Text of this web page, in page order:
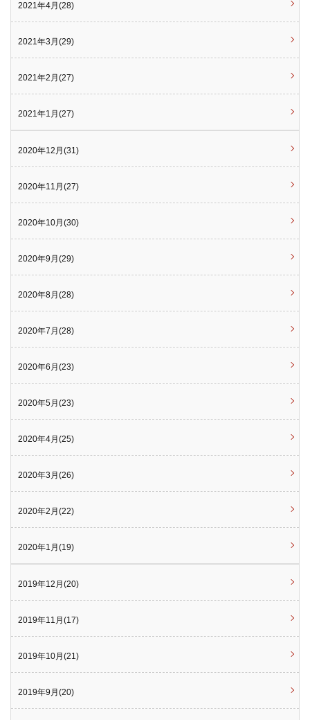
2021年4月(28)
2021年3月(29)
2021年2月(27)
2021年1月(27)
2020年12月(31)
2020年11月(27)
2020年10月(30)
2020年9月(29)
2020年8月(28)
2020年7月(28)
2020年6月(23)
2020年5月(23)
2020年4月(25)
2020年3月(26)
2020年2月(22)
2020年1月(19)
2019年12月(20)
2019年11月(17)
2019年10月(21)
2019年9月(20)